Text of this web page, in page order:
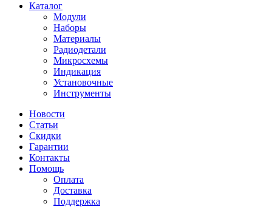
Каталог
Модули
Наборы
Материалы
Радиодетали
Микросхемы
Индикация
Установочные
Инструменты
Новости
Статьи
Скидки
Гарантии
Контакты
Помощь
Оплата
Доставка
Поддержка